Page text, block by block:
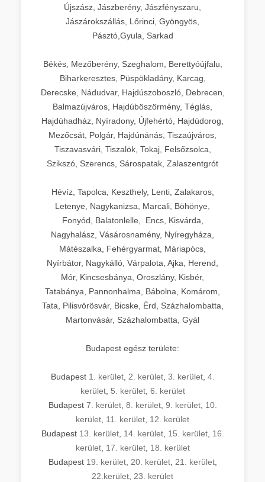
Újszász, Jászberény, Jászfényszaru,
Jászárokszállás, Lőrinci, Gyöngyös,
Pásztó,Gyula, Sarkad
Békés, Mezőberény, Szeghalom, Berettyóújfalu,
Biharkeresztes, Püspökladány, Karcag,
Derecske, Nádudvar, Hajdúszoboszló, Debrecen,
Balmazújváros, Hajdúböszörmény, Téglás,
Hajdúhadház, Nyíradony, Újfehértó, Hajdúdorog,
Mezőcsát, Polgár, Hajdúnánás, Tiszaújváros,
Tiszavasvári, Tiszalök, Tokaj, Felsőzsolca,
Szikszó, Szerencs, Sárospatak, Zalaszentgrót
Hévíz, Tapolca, Keszthely, Lenti, Zalakaros,
Letenye, Nagykanizsa, Marcali, Böhönye,
Fonyód, Balatonlelle, Encs, Kisvárda,
Nagyhalász, Vásárosnamény, Nyíregyháza,
Mátészalka, Fehérgyarmat, Máriapócs,
Nyírbátor, Nagykálló, Várpalota, Ajka, Herend,
Mór, Kincsesbánya, Oroszlány, Kisbér,
Tatabánya, Pannonhalma, Bábolna, Komárom,
Tata, Pilisvörösvár, Bicske, Érd, Százhalombatta,
Martonvásár, Százhalombatta, Gyál
Budapest egész területe:
Budapest 1. kerület, 2. kerület, 3. kerület, 4.
kerület, 5. kerület, 6. kerület
Budapest 7. kerület, 8. kerület, 9. kerület, 10.
kerület 11. kerület 12. kerület
Budapest 13. kerület, 14. kerület, 15. kerület, 16.
kerület, 17. kerület, 18. kerület
Budapest 19. kerület, 20. kerület, 21. kerület,
22.kerület 23. kerület